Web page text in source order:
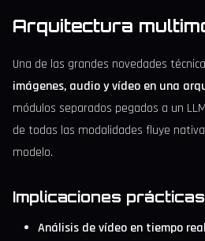
Arquitectura
Una de las grandes novedades
imágenes, audio y vídeo en una
módulos separados pegados a un
de todas las modalidades fluye
modelo.
Implicaciones prácticas
Análisis de vídeo en tiempo